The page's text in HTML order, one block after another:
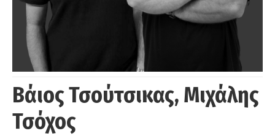
Βάιος Τσούτσικας, Μιχάλης
Τσόχος